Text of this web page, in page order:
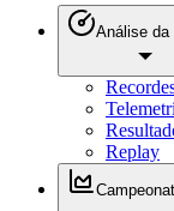
Análise da
Replay